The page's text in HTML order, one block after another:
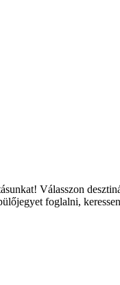
Válasszon
foglalni,